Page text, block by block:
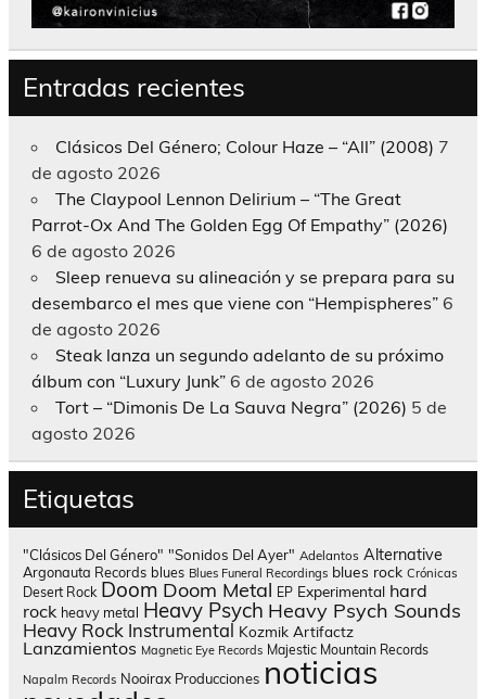
Entradas recientes
Clásicos Del Género; Colour Haze – “All” (2008) 7
de agosto 2026
The Claypool Lennon Delirium – “The Great
Parrot-Ox And The Golden Egg Of Empathy” (2026)
6 de agosto 2026
Sleep renueva su alineación y se prepara para su
desembarco el mes que viene con “Hempispheres” 6
de agosto 2026
Steak lanza un segundo adelanto de su próximo
álbum con “Luxury Junk” 6 de agosto 2026
Tort – “Dimonis De La Sauva Negra” (2026) 5 de
agosto 2026
Etiquetas
"Clásicos Del Género" "Sonidos Del Ayer" Adelantos Alternative
Argonauta Records blues Blues Funeral Recordings blues rock Crónicas
Desert Rock Doom Doom Metal EP Experimental hard
rock heavy metal Heavy Psych Heavy Psych Sounds
Heavy Rock Instrumental Kozmik Artifactz
Lanzamientos Magnetic Eye Records Majestic Mountain Records
Napalm Records Nooirax Producciones noticias